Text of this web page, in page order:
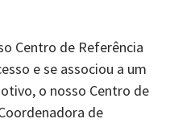
Centro de Referência
e se associou a um
o nosso Centro de
de